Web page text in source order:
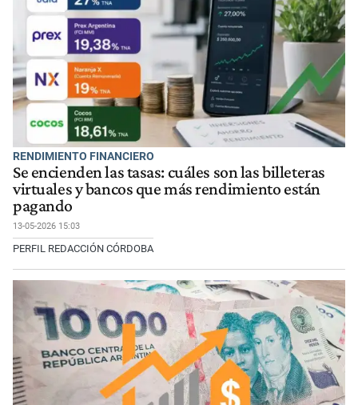
RENDIMIENTO FINANCIERO
Se encienden las tasas: cuáles son las billeteras
virtuales y bancos que más rendimiento están
pagando
13-05-2026 15:03
PERFIL REDACCIÓN CÓRDOBA